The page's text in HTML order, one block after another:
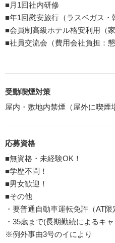
■月1回社内研修
■年1回慰安旅行（ラスベガス・
■会員制高級ホテル格安利用（
■社員交流会（費用会社負担：
受動喫煙対策
屋内・敷地内禁煙（屋外に喫煙
応募資格
■無資格・未経験OK！
■学歴不問！
■男女歓迎！
■その他
・要普通自動車運転免許（AT限
・35歳まで(長期勤続によるキ
※例外事由3号のイにより